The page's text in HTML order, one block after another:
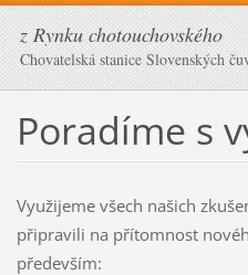
z Rynku chotouchovského
Chovatelská stanice Slovenských
Poradíme s
Využijeme všech našich
připravili na přítomnost
především: